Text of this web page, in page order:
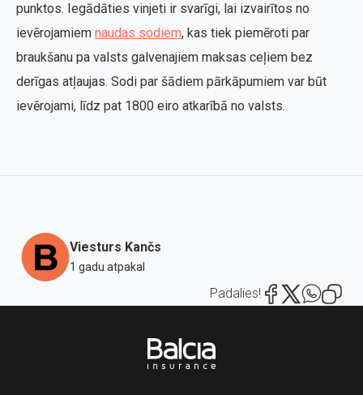
punktos. Iegādāties vinjeti ir svarīgi, lai izvairītos no
ievērojamiem naudas sodiem, kas tiek piemēroti par
braukšanu pa valsts galvenajiem maksas ceļiem bez
derīgas atļaujas. Sodi par šādiem pārkāpumiem var būt
ievērojami, līdz pat 1800 eiro atkarībā no valsts.
Viesturs Kančs
1 gadu atpakal
Padalies!